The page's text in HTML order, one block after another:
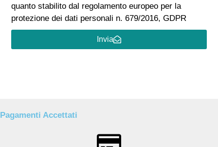
quanto stabilito dal regolamento europeo per la
protezione dei dati personali n. 679/2016, GDPR
Invia
Pagamenti Accettati